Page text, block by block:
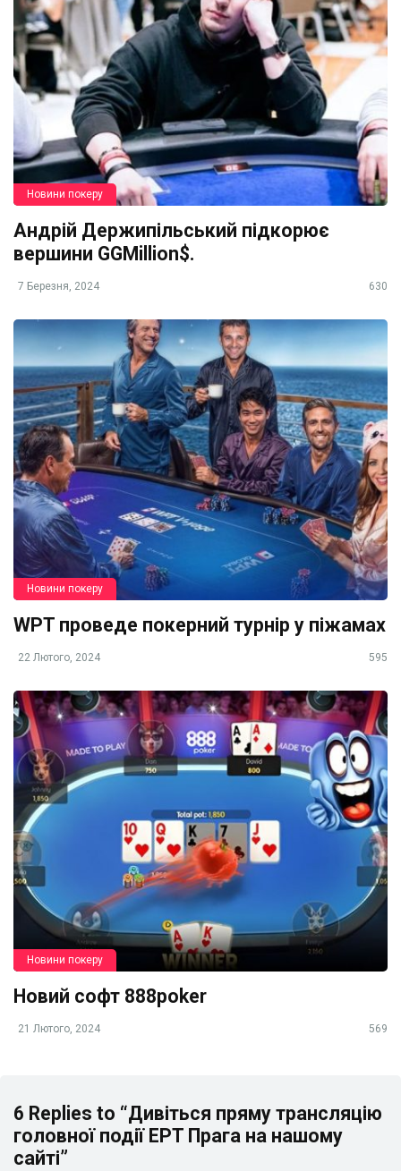
Новини покеру
Андрій Держипільський підкорює
вершини GGMillion$.
7 Березня, 2024 630
Новини покеру
WPT проведе покерний турнір у піжамах
22 Лютого, 2024 595
Новини покеру
Новий софт 888poker
21 Лютого, 2024 569
6 Replies to “Дивіться пряму трансляцію
головної події EPT Прага на нашому
сайті”